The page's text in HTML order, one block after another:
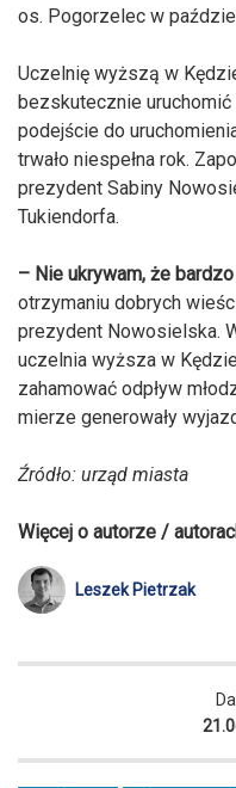
os. Pogorzelec w
Uczelnię wyższą w
bezskutecznie
podejście do
trwało niespełna rok.
prezydent Sabiny
Tukiendorfa.
– Nie ukrywam, że
otrzymaniu dobrych
prezydent Nowosielska.
uczelnia wyższa w
zahamować odpływ
mierze generowały
Źródło: urząd miasta
Więcej o autorze /
Leszek Pietrzak